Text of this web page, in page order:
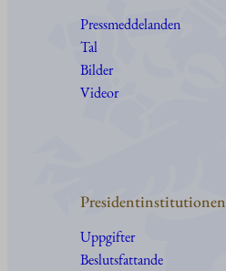
Pressmeddelanden
Tal
Bilder
Videor
Presidentinstitutionen
Uppgifter
Beslutsfattande